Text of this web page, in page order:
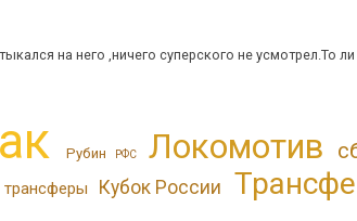
на него ,ничего суперского не усмотрел.То
Рубин РФС Локомотив
Кубок России